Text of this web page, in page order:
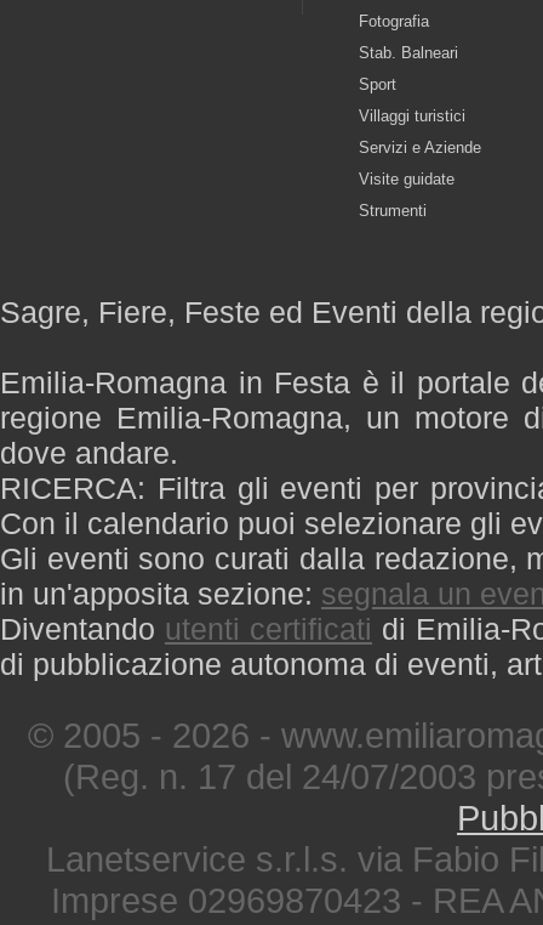
Fotografia
Stab. Balneari
Sport
Villaggi turistici
Servizi e Aziende
Visite guidate
Strumenti
Sagre, Fiere, Feste ed Eventi della
Emilia-Romagna in Festa è il portale
regione Emilia-Romagna, un motore
dove andare.
RICERCA: Filtra gli eventi per
Con il calendario puoi selezionare gli
Gli eventi sono curati dalla redazione,
in un'apposita sezione: segnala un
Diventando utenti certificati di Emilia-
di pubblicazione autonoma di eventi,
© 2005 - 2026 -
(Reg. n. 17 del 24/07/2003
Lanetservice s.r.l.s. via Fabio
Imprese 02969870423 - REA